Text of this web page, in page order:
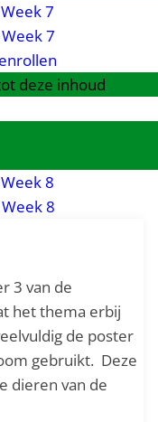
3 van de
het thema erbij
de poster
gebruikt. Deze
dieren van de
7
7
deze inhoud
8
8